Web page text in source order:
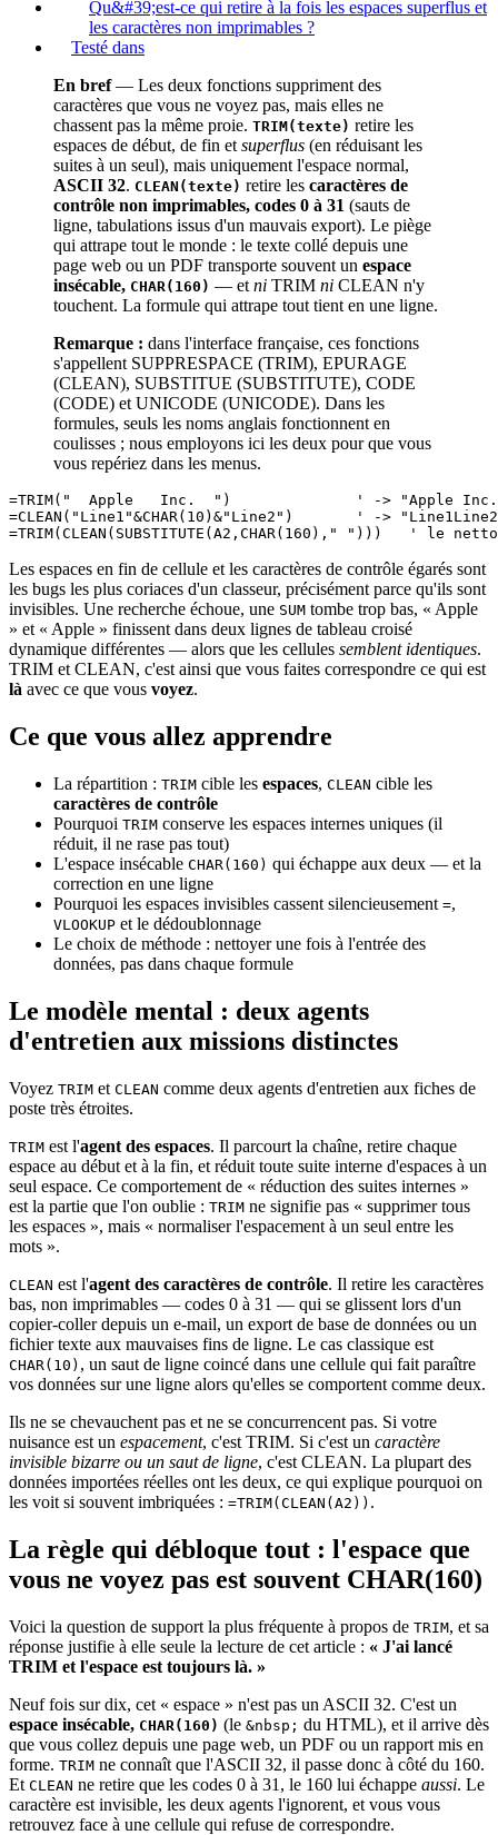
Qu&#39;est-ce qui retire à la fois les espaces superflus et
les caractères non imprimables ?
Testé dans
En bref— Les deux fonctions suppriment des
caractères que vous ne voyez pas, mais elles ne
chassent pas la même proie. TRIM(texte) retire les
espaces de début, de fin et superflus (en réduisant les
suites à un seul), mais uniquement l'espace normal,
ASCII 32. CLEAN(texte) retire les caractères de
contrôle non imprimables, codes 0 à 31 (sauts de
ligne, tabulations issus d'un mauvais export). Le piège
qui attrape tout le monde : le texte collé depuis une
page web ou un PDF transporte souvent un espace
insécable, CHAR(160) — et ni TRIM ni CLEAN n'y
touchent. La formule qui attrape tout tient en une ligne.
Remarque : dans l'interface française, ces fonctions
s'appellent SUPPRESPACE (TRIM), EPURAGE
(CLEAN), SUBSTITUE (SUBSTITUTE), CODE
(CODE) et UNICODE (UNICODE). Dans les
formules, seuls les noms anglais fonctionnent en
coulisses ; nous employons ici les deux pour que vous
vous repériez dans les menus.
=TRIM("  Apple   Inc.  ")              ' -> "Apple
=CLEAN("Line1"&CHAR(10)&"Line2")       ' ->
Les espaces en fin de cellule et les caractères de contrôle égarés sont
les bugs les plus coriaces d'un classeur, précisément parce qu'ils sont
invisibles. Une recherche échoue, une SUM tombe trop bas, « Apple
» et « Apple » finissent dans deux lignes de tableau croisé
dynamique différentes — alors que les cellules semblent identiques.
TRIM et CLEAN, c'est ainsi que vous faites correspondre ce qui est
là avec ce que vous voyez.
Ce que vous allez apprendre
La répartition : TRIM cible les espaces, CLEAN cible les
caractères de contrôle
Pourquoi TRIM conserve les espaces internes uniques (il
réduit, il ne rase pas tout)
L'espace insécable CHAR(160) qui échappe aux deux — et la
correction en une ligne
Pourquoi les espaces invisibles cassent silencieusement =,
VLOOKUP et le dédoublonnage
Le choix de méthode : nettoyer une fois à l'entrée des
données, pas dans chaque formule
Le modèle mental : deux agents
d'entretien aux missions distinctes
Voyez TRIM et CLEAN comme deux agents d'entretien aux fiches de
poste très étroites.
TRIM est l'agent des espaces. Il parcourt la chaîne, retire chaque
espace au début et à la fin, et réduit toute suite interne d'espaces à un
seul espace. Ce comportement de « réduction des suites internes »
est la partie que l'on oublie : TRIM ne signifie pas « supprimer tous
les espaces », mais « normaliser l'espacement à un seul entre les
mots ».
CLEAN est l'agent des caractères de contrôle. Il retire les caractères
bas, non imprimables — codes 0 à 31 — qui se glissent lors d'un
copier-coller depuis un e-mail, un export de base de données ou un
fichier texte aux mauvaises fins de ligne. Le cas classique est
CHAR(10) , un saut de ligne coincé dans une cellule qui fait paraître
vos données sur une ligne alors qu'elles se comportent comme deux.
Ils ne se chevauchent pas et ne se concurrencent pas. Si votre
nuisance est un espacement, c'est TRIM. Si c'est un caractère
invisible bizarre ou un saut de ligne, c'est CLEAN. La plupart des
données importées réelles ont les deux, ce qui explique pourquoi on
les voit si souvent imbriquées : =TRIM(CLEAN(A2)) .
La règle qui débloque tout : l'espace que
vous ne voyez pas est souvent CHAR(160)
Voici la question de support la plus fréquente à propos de TRIM, et sa
réponse justifie à elle seule la lecture de cet article : « J'ai lancé
TRIM et l'espace est toujours là. »
Neuf fois sur dix, cet « espace » n'est pas un ASCII 32. C'est un
espace insécable, CHAR(160) (le &nbsp; du HTML), et il arrive dès
que vous collez depuis une page web, un PDF ou un rapport mis en
forme. TRIM ne connaît que l'ASCII 32, il passe donc à côté du 160.
Et CLEAN ne retire que les codes 0 à 31, le 160 lui échappe aussi. Le
caractère est invisible, les deux agents l'ignorent, et vous vous
retrouvez face à une cellule qui refuse de correspondre.